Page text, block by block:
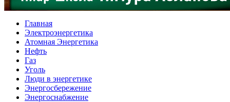
Главная
Электроэнергетика
Атомная Энергетика
Нефть
Газ
Уголь
Люди в энергетике
Энергосбережение
Энергоснабжение